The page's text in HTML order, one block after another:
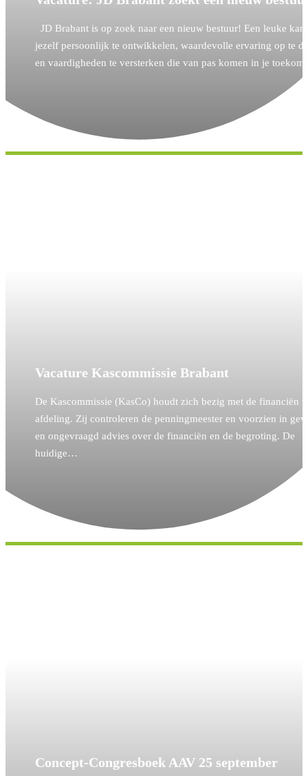
JD Brabant is op zoek naar een nieuw bestuur! Een leuke
jezelf persoonlijk te ontwikkelen, waardevolle ervaring op te
en vaardigheden te versterken die van pas komen in je
Vacature Kascommissie Brabant
De Kascommissie (KasCo) houdt zich bezig met de financiën
afdeling. Zij controleren de penningmeester en voorzien in
en ongevraagd advies over de financiën en de begroting. De
huidige…
Concept-Congresboek AAV 25 september